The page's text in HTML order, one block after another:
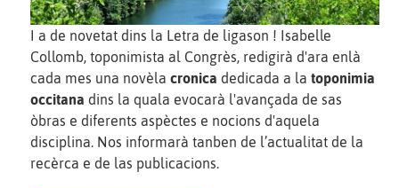
I a de novetat dins la Letra de ligason ! Isabelle
Collomb, toponimista al Congrès, redigirà d'ara enlà
cada mes una novèla cronica dedicada a la toponimia
occitana dins la quala evocarà l'avançada de sas
òbras e diferents aspèctes e nocions d'aquela
disciplina. Nos informarà tanben de l’actualitat de la
recèrca e de las publicacions.